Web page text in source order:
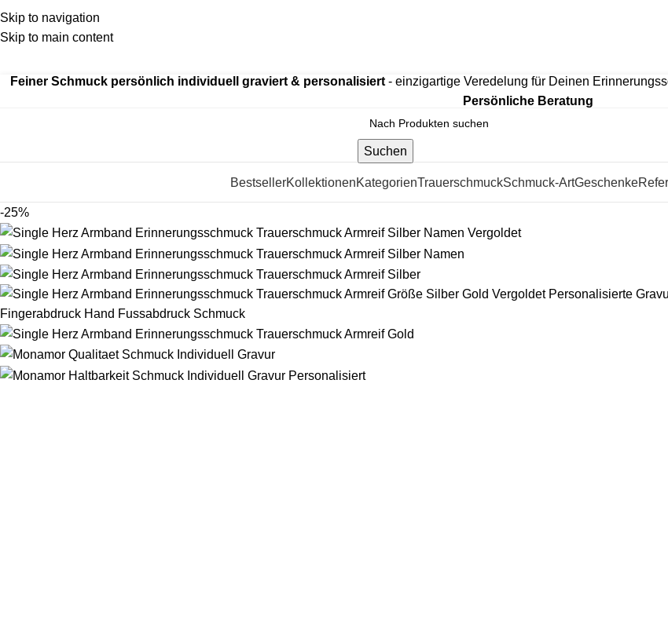
Skip to navigation
Skip to main content
Feiner Schmuck persönlich individuell graviert & personalisiert - einzigartige Veredelung für Deinen
Persönliche Beratung
Suchen
BestsellerKollektionenKategorienTrauerschmuckSchmuck-ArtGeschenke
-25%